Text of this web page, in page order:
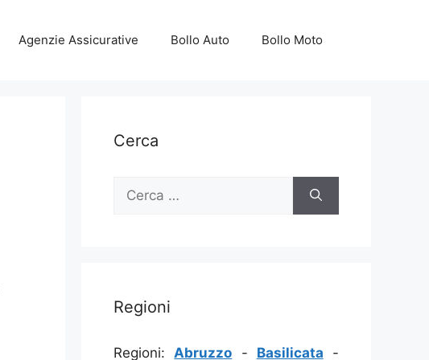
Agenzie Assicurative Bollo Auto Bollo Moto
Cerca
Ricerca
Regioni
Regioni:Abruzzo - Basilicata -